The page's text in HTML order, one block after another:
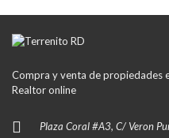
Compra y venta de propiedades
Realtor online
Plaza Coral #A3, C/ Veron